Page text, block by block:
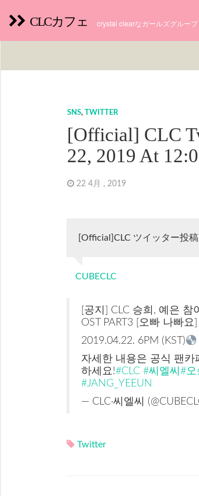
CLCカフェ crystal clearなガールズグルー
SNS,TWITTER
[Official] CLC
22, 2019 At
22 4月 , 2019
[Official]CLC ツイッター投稿
CUBECLC
[공지] CLC 승희, 예은
OST PART3 [오빠 나빠요
2019.04.22. 6PM (KST)
자세한 내용은 공식 팬카
하세요!#CLC #씨엘씨 #오
#JANG_YEEUN
— CLC·씨엘씨
Twitter